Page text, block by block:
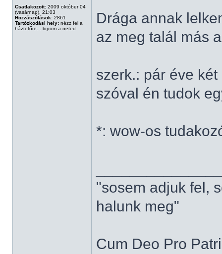
Csatlakozott: 2009 október 04
(vasárnap), 21:03
Hozzászólások: 2861
Tartózkodási hely: nézz fel a
háztetőre... lopom a neted
Drága annak
az meg talál más
szerk.: pár éve
szóval én tudok
*: wow-os
"sosem adjuk fel,
halunk meg"
Cum Deo Pro